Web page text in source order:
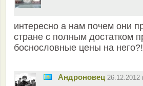
интересно а нам почем они
стране с полным достатком
боснословные цены на него?!
Андроновец